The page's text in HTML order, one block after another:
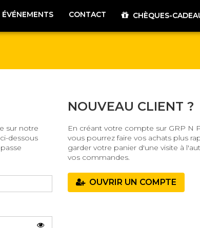
ÉVÉNEMENTS CONTACT CHÈQUES-
sur notre
dessous
NOUVEAU CLIENT ?
En créant votre compte sur GRP N
vous pourrez faire vos achats plus
garder votre panier d'une visite à
vos commandes.
OUVRIR UN COMPTE